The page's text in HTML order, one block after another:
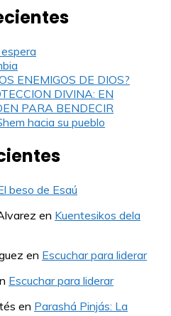
ENEMIGOS DE DIOS?
DIVINA: EN
PARA BENDECIR
hacia su pueblo
beso de Esaú
en Kuentesikos dela
en Escuchar para liderar
Escuchar para liderar
en Parashá Pinjás: La